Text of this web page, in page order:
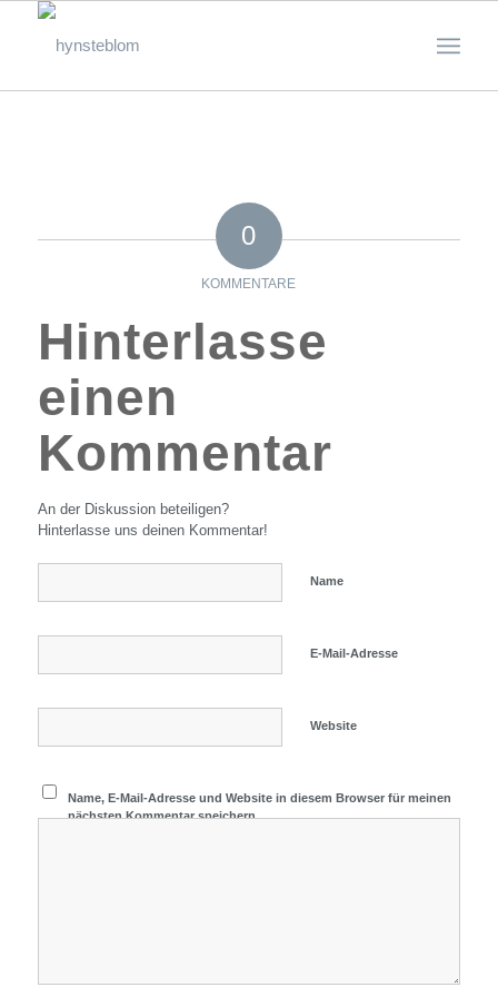
0
KOMMENTARE
Hinterlasse
einen
Kommentar
An der Diskussion beteiligen?
Hinterlasse uns deinen Kommentar!
Name
E-Mail-Adresse
Website
Name, E-Mail-Adresse und Website in diesem Browser für meinen
nächsten Kommentar speichern.